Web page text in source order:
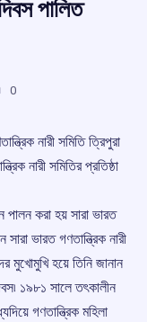
পালিত
0
নারী সমিতি ত্রিপুরা
নারী সমিতির প্রতিষ্ঠা
পালন করা হয় সারা ভারত
সারা ভারত গণতান্ত্রিক নারী
মুখোমুখি হয়ে তিনি জানান
১৯৮১ সালে তৎকালীন
গণতান্ত্রিক মহিলা